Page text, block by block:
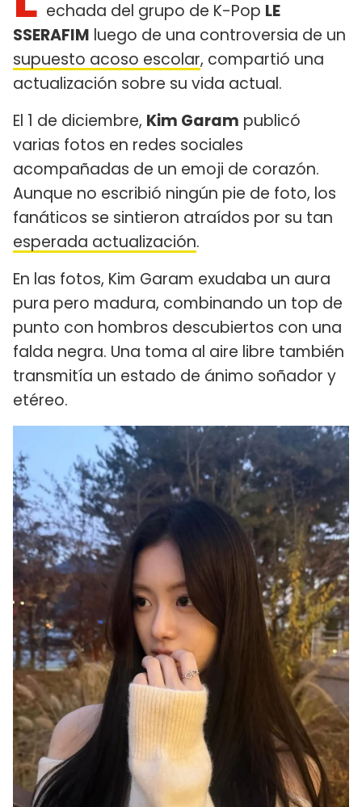
echada del grupo de K-Pop LE
SSERAFIM luego de una controversia de un
supuesto acoso escolar, compartió una
actualización sobre su vida actual.
El 1 de diciembre, Kim Garam publicó
varias fotos en redes sociales
acompañadas de un emoji de corazón.
Aunque no escribió ningún pie de foto, los
fanáticos se sintieron atraídos por su tan
esperada actualización.
En las fotos, Kim Garam exudaba un aura
pura pero madura, combinando un top de
punto con hombros descubiertos con una
falda negra. Una toma al aire libre también
transmitía un estado de ánimo soñador y
etéreo.